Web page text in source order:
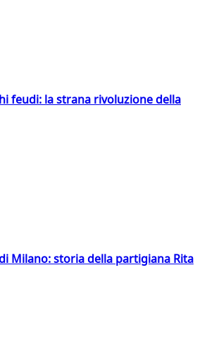
feudi: la strana rivoluzione della
Milano: storia della partigiana Rita